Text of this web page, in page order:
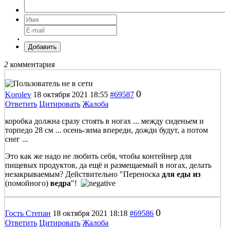
Добавить
2 комментария
Korolev 18 октября 2021 18:55 #69587 0
Ответить Цитировать Жалоба
коробка должна сразу стоять в ногах ... между сиденьем и
торпедо 28 см ... осень-зима впереди, дожди будут, а потом
снег ...
Это как же надо не любить себя, чтобы контейнер для
пищевых продуктов, да ещё и размещаемый в ногах, делать
незакрываемым? Действительно "Переноска для еды из
(помойного) ведра"!
Гость Степан 18 октября 2021 18:18 #69586 0
Ответить Цитировать Жалоба